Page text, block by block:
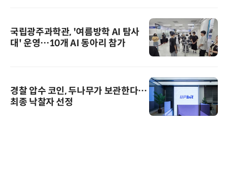
국립광주과학관, '여름방학 AI 탐사
대' 운영…10개 AI 동아리 참가
경찰 압수 코인, 두나무가 보관한다…
최종 낙찰자 선정